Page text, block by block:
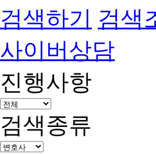
검색하기 검색
사이버상담
진행사항
검색종류